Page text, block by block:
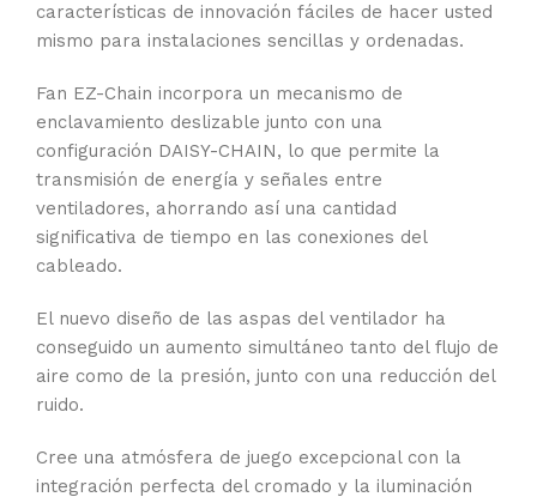
características de innovación fáciles de hacer usted
mismo para instalaciones sencillas y ordenadas.
Fan EZ-Chain incorpora un mecanismo de
enclavamiento deslizable junto con una
configuración DAISY-CHAIN, lo que permite la
transmisión de energía y señales entre
ventiladores, ahorrando así una cantidad
significativa de tiempo en las conexiones del
cableado.
El nuevo diseño de las aspas del ventilador ha
conseguido un aumento simultáneo tanto del flujo de
aire como de la presión, junto con una reducción del
ruido.
Cree una atmósfera de juego excepcional con la
integración perfecta del cromado y la iluminación